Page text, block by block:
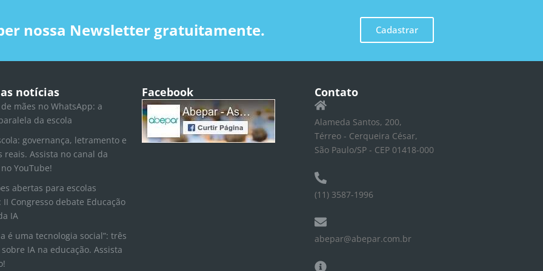
nossa Newsletter gratuitamente. Cadastrar
notícias
mães no WhatsApp: a
da escola
governança, letramento e
reais. Assista no canal da
YouTube!
abertas para escolas
II Congresso debate Educação
IA
é uma tecnologia social”: três
IA na educação. Assista
Facebook Contato
Alameda Santos, 200,
Térreo - Cerqueira César,
São Paulo/SP - CEP 01418-000
(11) 3587-1996
abepar@abepar.com.br